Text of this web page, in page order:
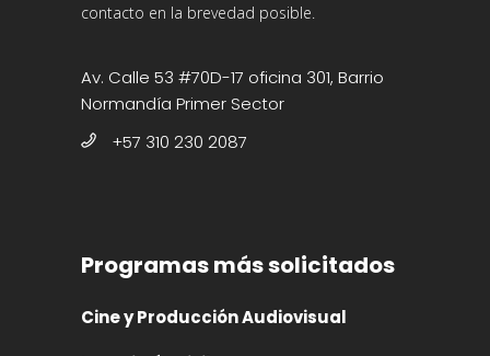
contacto en la brevedad posible.
Av. Calle 53 #70D-17 oficina 301, Barrio
Normandía Primer Sector
+57 310 230 2087
Programas más solicitados
Cine y Producción Audiovisual